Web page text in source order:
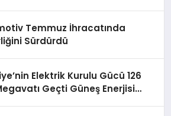
Temmuz İhracatında
Sürdürdü
Elektrik Kurulu Gücü 126
Geçti Güneş Enerjisi